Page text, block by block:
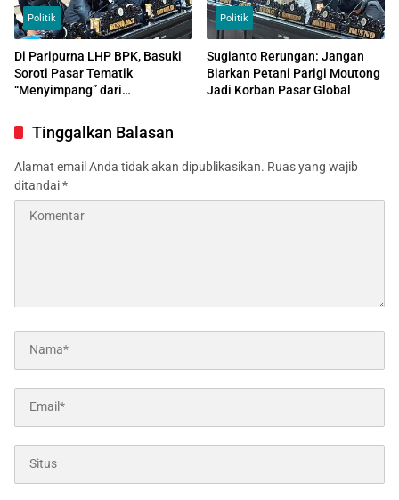
Politik
Di Paripurna LHP BPK, Basuki
Soroti Pasar Tematik
“Menyimpang” dari
Politik
Sugianto Rerungan: Jangan
Biarkan Petani Parigi Moutong
Jadi Korban Pasar Global
Tinggalkan Balasan
Alamat email Anda tidak akan dipublikasikan. Ruas yang wajib
ditandai*